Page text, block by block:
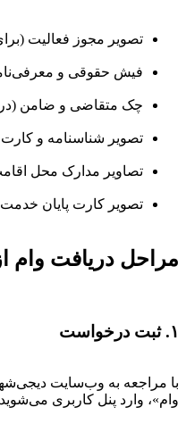
تصویر مجوز فعالیت
فیش حقوقی و
چک متقاضی و ضامن
تصویر شناسنامه و
تصاویر مدارک محل
تصویر کارت پایان خدمت
مراحل دریافت وام از
۱. ثبت درخواست
با مراجعه به وب‌سایت
وام»، وارد پنل کاربری